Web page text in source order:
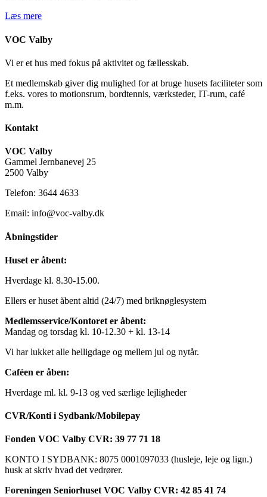
Læs mere
VOC Valby
Vi er et hus med fokus på aktivitet og fællesskab.
Et medlemskab giver dig mulighed for at bruge husets faciliteter som
f.eks. vores to motionsrum, bordtennis, værksteder, IT-rum, café
m.m.
Kontakt
VOC Valby
Gammel Jernbanevej 25
2500 Valby
Telefon: 3644 4633
Email: info@voc-valby.dk
Åbningstider
Huset er åbent:
Hverdage kl. 8.30-15.00.
Ellers er huset åbent altid (24/7) med briknøglesystem
Medlemsservice/Kontoret er åbent:
Mandag og torsdag kl. 10-12.30 + kl. 13-14
Vi har lukket alle helligdage og mellem jul og nytår.
Caféen er åben:
Hverdage ml. kl. 9-13 og ved særlige lejligheder
CVR/Konti i Sydbank/Mobilepay
Fonden VOC Valby CVR: 39 77 71 18
KONTO I SYDBANK: 8075 0001097033 (husleje, leje og lign.)
husk at skriv hvad det vedrører.
Foreningen Seniorhuset VOC Valby CVR: 42 85 41 74